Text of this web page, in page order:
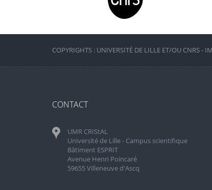
COPYRIGHTS : UNIVERSITÉ DE LILLE ET/OU CNRS -
CONTACT
UMR CRIStAL
Université de Lille - Campus scientifique
Bâtiment ESPRIT
Avenue Henri Poincaré
59655 Villeneuve d'Ascq